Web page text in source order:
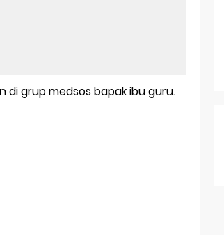
di grup medsos bapak ibu guru.